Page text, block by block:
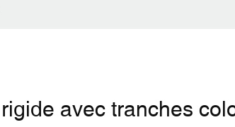
avec tranches